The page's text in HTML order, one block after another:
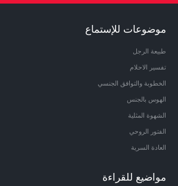
موضوعات للإستماع
طبيعة الرجل
تفسير الاحلام
الخطوبة والتوافق الجنسي
الهوس بالجنس
الشهوة المثلية
الفتور الروحي
العادة السرية
مواضيع للقراءة